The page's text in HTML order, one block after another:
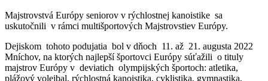
Majstrovstvá Európy seniorov v rýchlostnej kanoistike sa
uskutočnili v rámci multišportových Majstrovstiev Európy.
Dejiskom tohoto podujatia bol v dňoch 11. až 21. augusta 2022
Mníchov, na ktorých najlepší športovci Európy súťažili o tituly
majstrov Európy v deviatich olympijských športoch: atletika,
plážový volejbal, rýchlostná kanoistika, cyklistika, gymnastika,